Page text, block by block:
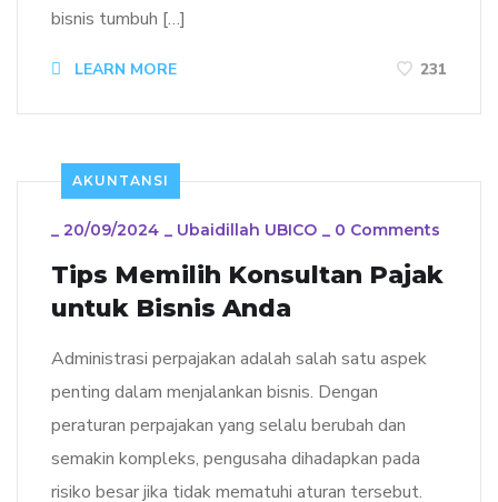
bisnis tumbuh […]
LEARN MORE 231
AKUNTANSI
_ 20/09/2024 _ Ubaidillah UBICO _ 0 Comments
Tips Memilih Konsultan Pajak
untuk Bisnis Anda
Administrasi perpajakan adalah salah satu aspek
penting dalam menjalankan bisnis. Dengan
peraturan perpajakan yang selalu berubah dan
semakin kompleks, pengusaha dihadapkan pada
risiko besar jika tidak mematuhi aturan tersebut.